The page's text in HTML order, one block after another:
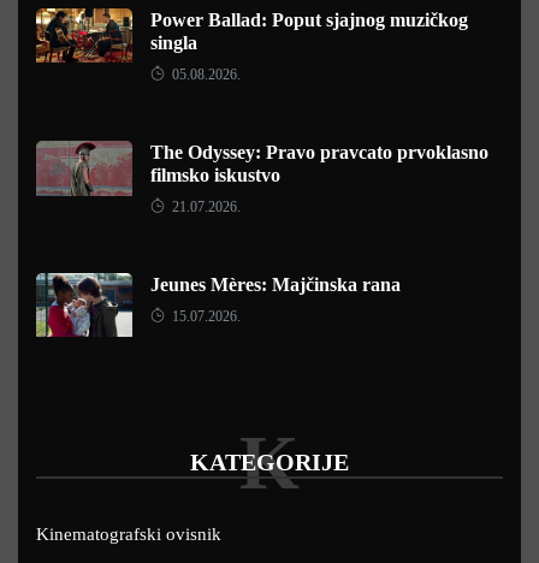
Power Ballad: Poput sjajnog muzičkog
singla
05.08.2026.
The Odyssey: Pravo pravcato prvoklasno
filmsko iskustvo
21.07.2026.
Jeunes Mères: Majčinska rana
15.07.2026.
KATEGORIJE
K
Kinematografski ovisnik